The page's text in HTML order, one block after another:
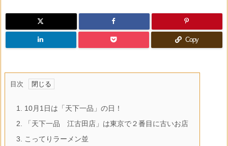
Copy
目次
1.
10月1日は「天下一品」の日！
2.
「天下一品 江古田店」は東京で２番目に古いお店
3.
こってりラーメン並